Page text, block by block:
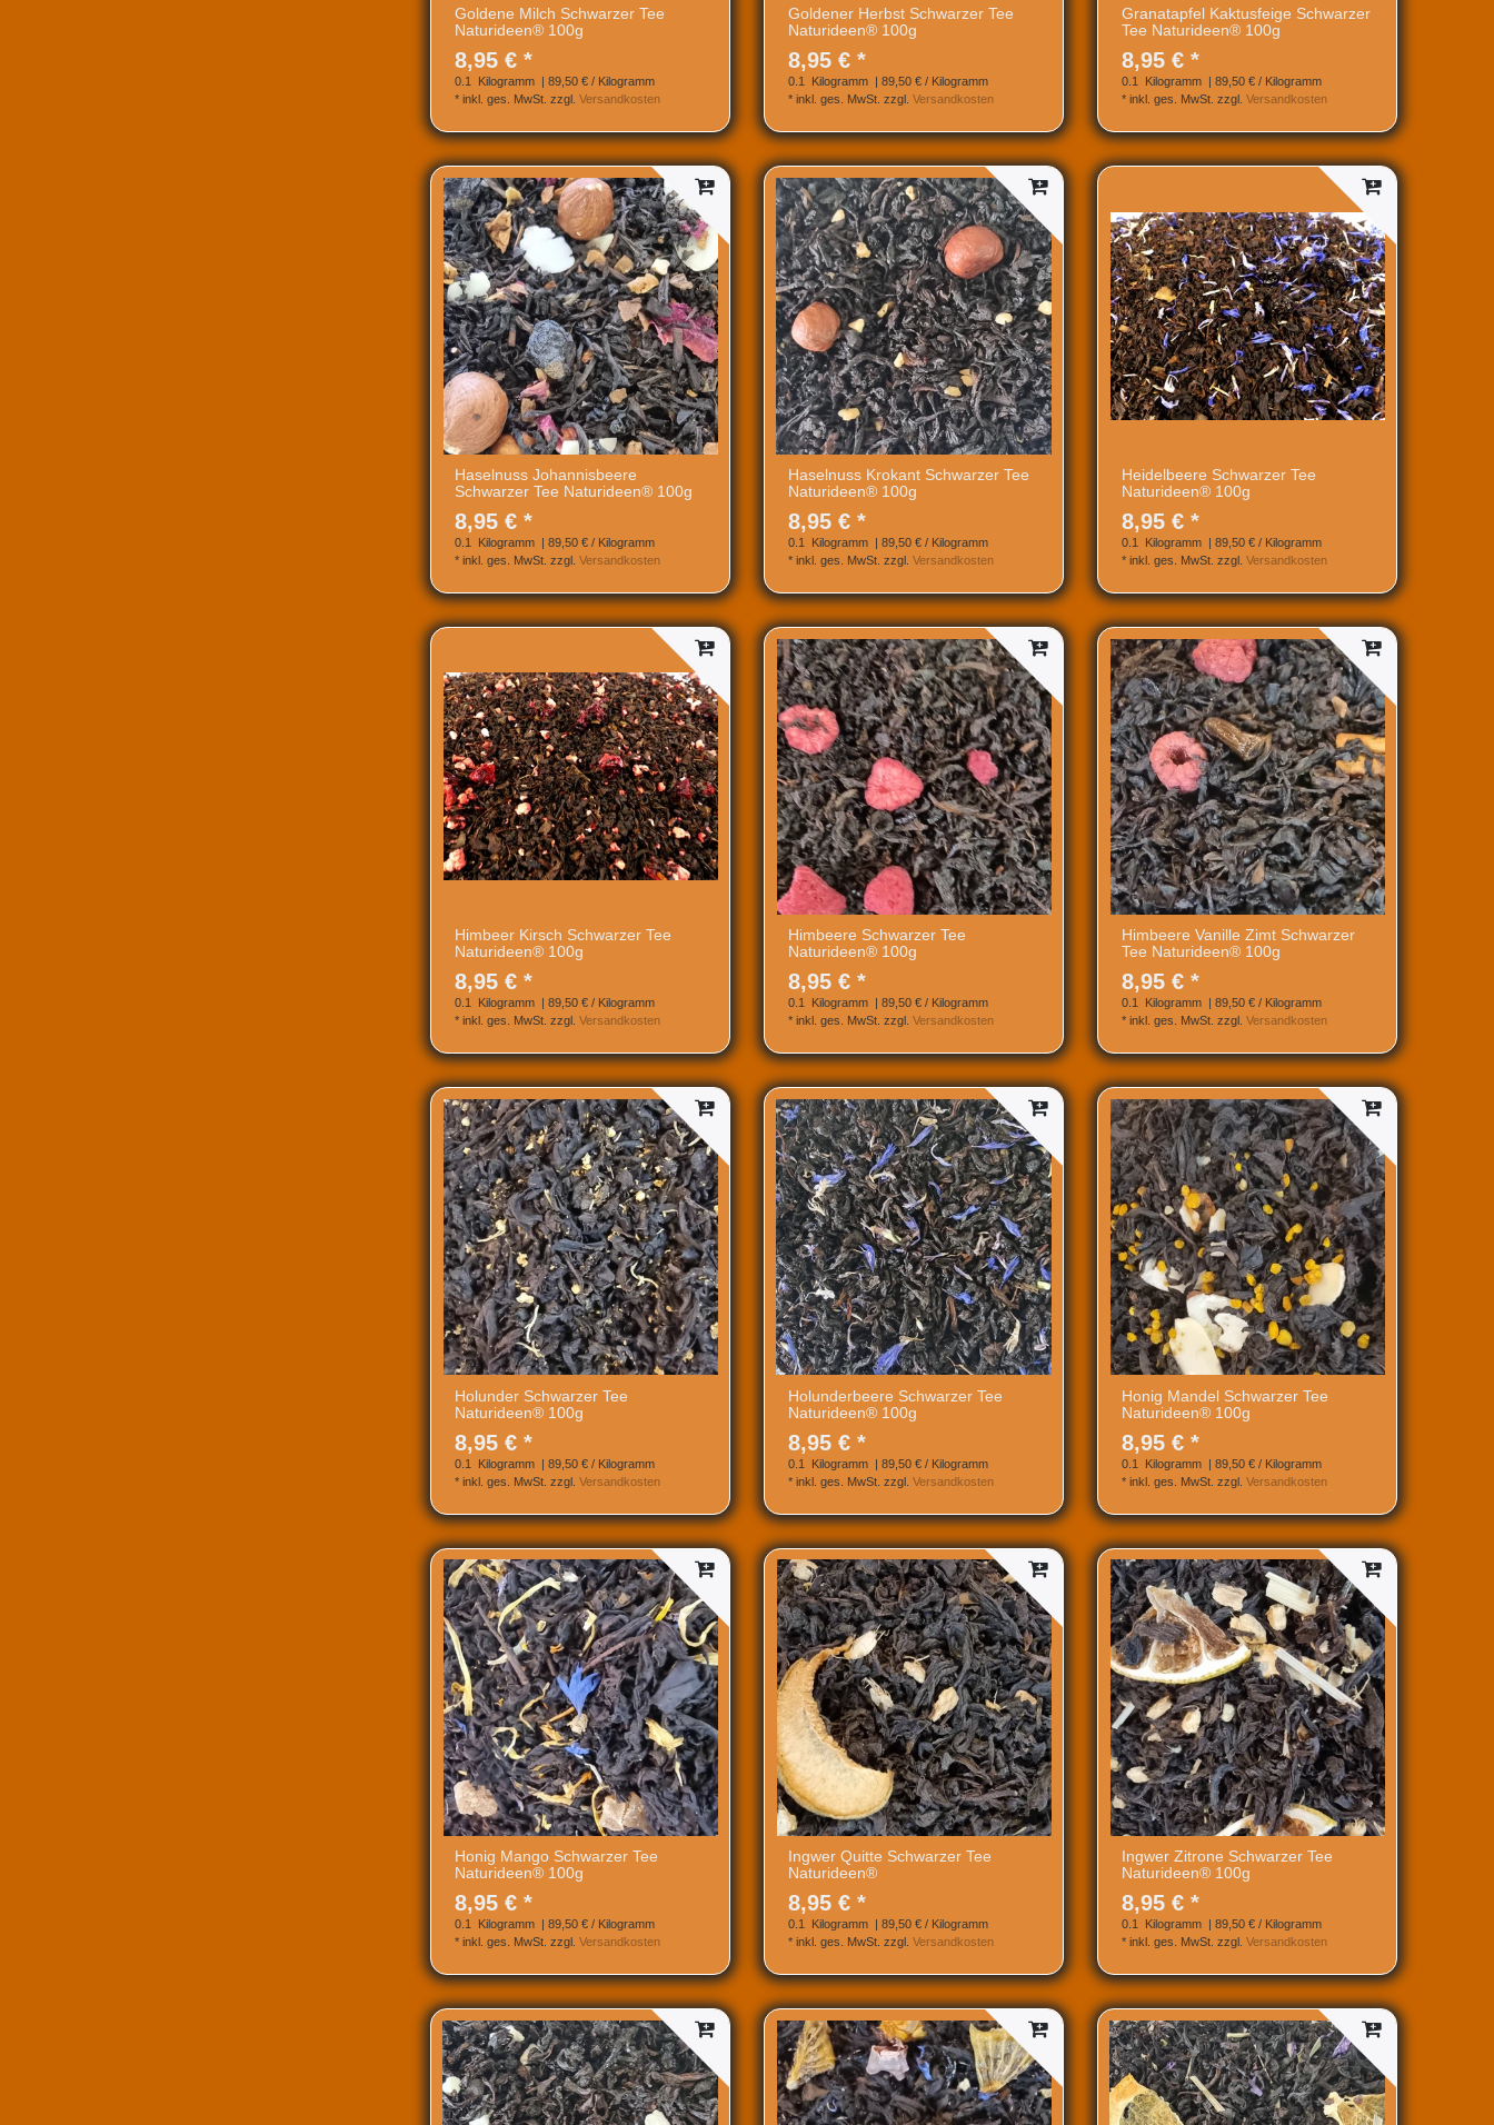
Goldene Milch Schwarzer Tee
Naturideen® 100g
8,95 € *
0.1 Kilogramm
| 89,50 € / Kilogramm
* inkl. ges. MwSt. zzgl. Versandkosten
Goldener Herbst Schwarzer Tee
Naturideen® 100g
8,95 € *
0.1 Kilogramm
| 89,50 € / Kilogramm
* inkl. ges. MwSt. zzgl. Versandkosten
Granatapfel Kaktusfeige Schwarzer
Tee Naturideen® 100g
8,95 € *
0.1 Kilogramm
| 89,50 € / Kilogramm
* inkl. ges. MwSt. zzgl. Versandkosten
Haselnuss Johannisbeere
Schwarzer Tee Naturideen® 100g
8,95 € *
0.1 Kilogramm | 89,50 € / Kilogramm
* inkl. ges. MwSt. zzgl. Versandkosten
Haselnuss Krokant Schwarzer Tee
Naturideen® 100g
8,95 € *
0.1 Kilogramm | 89,50 € / Kilogramm
* inkl. ges. MwSt. zzgl. Versandkosten
Heidelbeere Schwarzer Tee
Naturideen® 100g
8,95 € *
0.1 Kilogramm | 89,50 € / Kilogramm
* inkl. ges. MwSt. zzgl. Versandkosten
Himbeer Kirsch Schwarzer Tee
Naturideen® 100g
8,95 € *
0.1 Kilogramm | 89,50 € / Kilogramm
* inkl. ges. MwSt. zzgl. Versandkosten
Himbeere Schwarzer Tee
Naturideen® 100g
8,95 € *
0.1 Kilogramm | 89,50 € / Kilogramm
* inkl. ges. MwSt. zzgl. Versandkosten
Himbeere Vanille Zimt Schwarzer
Tee Naturideen® 100g
8,95 € *
0.1 Kilogramm | 89,50 € / Kilogramm
* inkl. ges. MwSt. zzgl. Versandkosten
Holunder Schwarzer Tee
Naturideen® 100g
8,95 € *
0.1 Kilogramm | 89,50 € / Kilogramm
* inkl. ges. MwSt. zzgl. Versandkosten
Holunderbeere Schwarzer Tee
Naturideen® 100g
8,95 € *
0.1 Kilogramm | 89,50 € / Kilogramm
* inkl. ges. MwSt. zzgl. Versandkosten
Honig Mandel Schwarzer Tee
Naturideen® 100g
8,95 € *
0.1 Kilogramm | 89,50 € / Kilogramm
* inkl. ges. MwSt. zzgl. Versandkosten
Honig Mango Schwarzer Tee
Naturideen® 100g
8,95 € *
0.1 Kilogramm | 89,50 € / Kilogramm
* inkl. ges. MwSt. zzgl. Versandkosten
Ingwer Quitte Schwarzer Tee
Naturideen®
8,95 € *
0.1 Kilogramm | 89,50 € / Kilogramm
* inkl. ges. MwSt. zzgl. Versandkosten
Ingwer Zitrone Schwarzer Tee
Naturideen® 100g
8,95 € *
0.1 Kilogramm | 89,50 € / Kilogramm
* inkl. ges. MwSt. zzgl. Versandkosten